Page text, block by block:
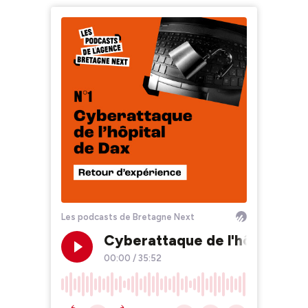
Les podcasts de Bretagne Next
Cyberattaque de l'hôpital
00:00 / 35:52